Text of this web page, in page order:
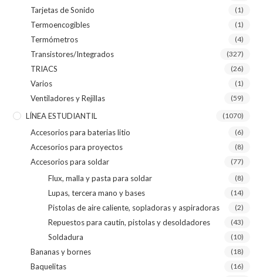
Tarjetas de Sonido (1)
Termoencogibles (1)
Termómetros (4)
Transistores/Integrados (327)
TRIACS (26)
Varios (1)
Ventiladores y Rejillas (59)
LÍNEA ESTUDIANTIL (1070)
Accesorios para baterias litio (6)
Accesorios para proyectos (8)
Accesorios para soldar (77)
Flux, malla y pasta para soldar (8)
Lupas, tercera mano y bases (14)
Pistolas de aire caliente, sopladoras y aspiradoras (2)
Repuestos para cautín, pistolas y desoldadores (43)
Soldadura (10)
Bananas y bornes (18)
Baquelitas (16)